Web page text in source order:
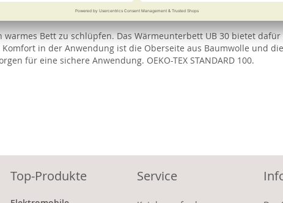
Bett zu schlüpfen. Das Wärmeunterbett UB 30 bietet
in der Anwendung ist die Oberseite aus Baumwolle und
für eine sichere Anwendung. OEKO-TEX STANDARD 100.
Top-Produkte Service